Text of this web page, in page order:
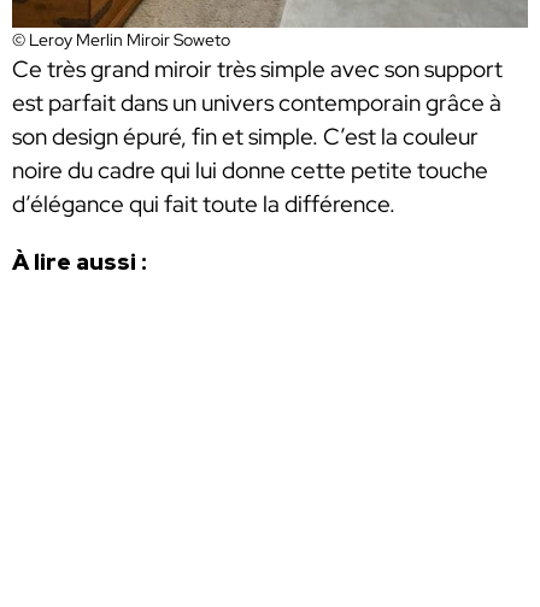
© Leroy Merlin Miroir Soweto
Ce très grand miroir très simple avec son support
est parfait dans un univers contemporain grâce à
son design épuré, fin et simple. C’est la couleur
noire du cadre qui lui donne cette petite touche
d’élégance qui fait toute la différence.
À lire aussi :